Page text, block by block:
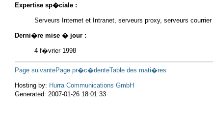
Expertise sp�ciale :
Serveurs Internet et Intranet, serveurs proxy, serveurs
Derni�re mise � jour :
4 f�vrier 1998
Page suivantePage pr�c�denteTable des mati�res
Hosting by: Hurra Communications GmbH
Generated: 2007-01-26 18:01:33